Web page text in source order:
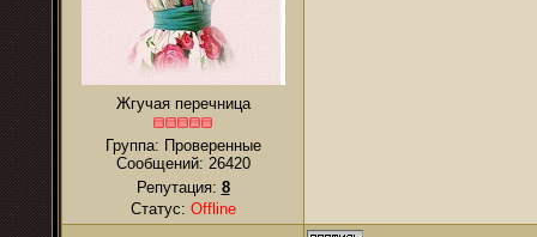
Жгучая перечница
Группа: Проверенные
Сообщений: 26420
Репутация: 8
Статус: Offline